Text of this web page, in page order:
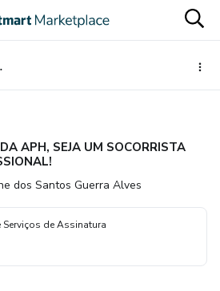
APH, SEJA UM SOCORRISTA
dos Santos Guerra Alves
Serviços de Assinatura